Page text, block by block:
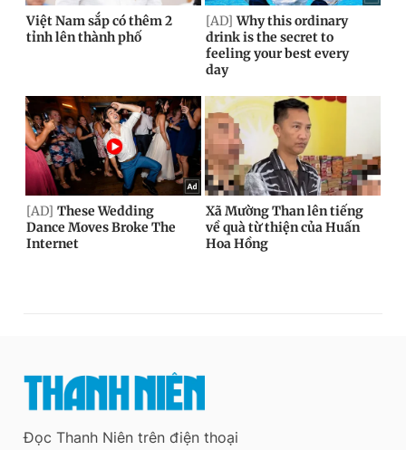
Đọc Thanh Niên trên điện thoại